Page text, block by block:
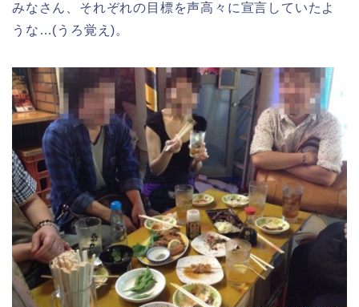
みなさん、それぞれの目標を声高々に宣言していたよ
うな…(うろ覚え)。